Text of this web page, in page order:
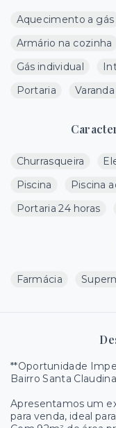
Aquecimento a gás
Armário na cozinha
Gás individual
Portaria
Churrasqueira
Piscina
Piscina
Portaria 24 horas
Farmácia
**Oportunidade
Bairro Santa
Apresentamos um
para venda, ideal